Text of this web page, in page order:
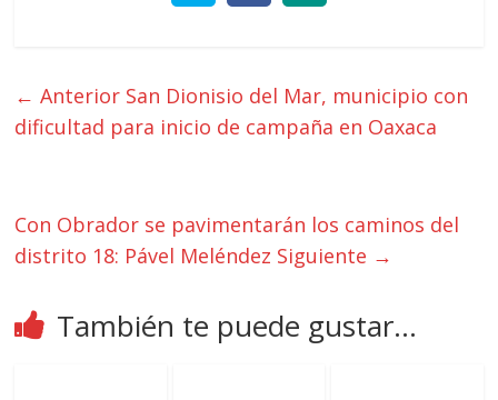
← Anterior San Dionisio del Mar, municipio con
dificultad para inicio de campaña en Oaxaca
Con Obrador se pavimentarán los caminos del
distrito 18: Pável Meléndez Siguiente →
También te puede gustar...